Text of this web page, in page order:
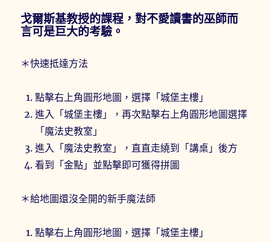
戈爾斯基教授的課程，對不愛讀書的巫師而
言可是巨大的考驗。
＊快速抵達方法
點擊右上角圓形地圖，選擇「城堡主樓」
進入「城堡主樓」，再次點擊右上角圓形地圖選擇
「魔法史教室」
進入「魔法史教室」，直直走繞到「講桌」後方
看到「金點」並點擊即可獲得拼圖
＊給地圖還沒全開的新手魔法師
點擊右上角圓形地圖，選擇「城堡主樓」